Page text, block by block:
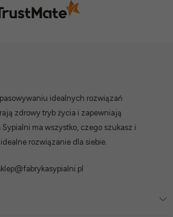
idealnych rozwiązań
zdrowy tryb życia i zapewniają
ma wszystko, czego szukasz i
rozwiązanie dla siebie.